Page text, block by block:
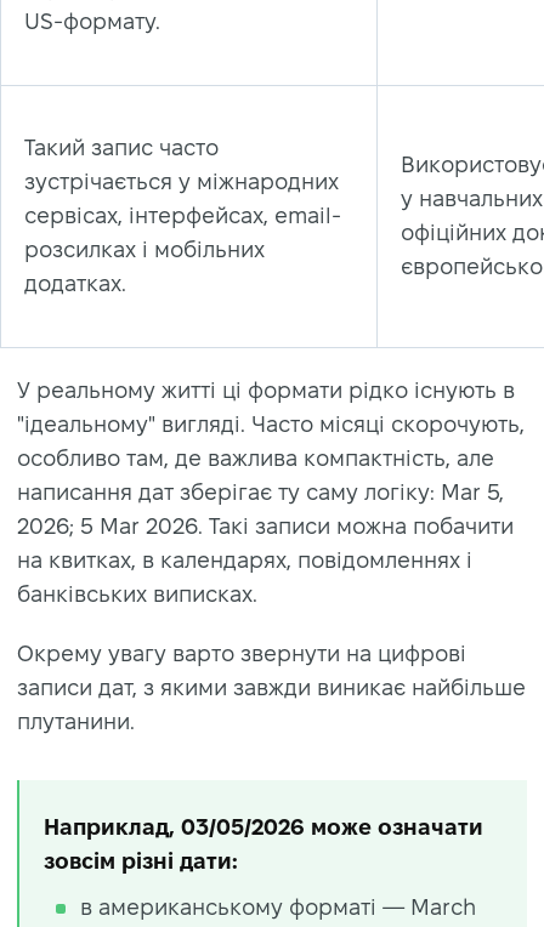
US-формату.
Такий запис часто
зустрічається у міжнародних
сервісах, інтерфейсах, email-
розсилках і мобільних
додатках.
у
офіційних
У реальному житті ці формати рідко існують в
"ідеальному" вигляді. Часто місяці скорочують,
особливо там, де важлива компактність, але
написання дат зберігає ту саму логіку: Mar 5,
2026; 5 Mar 2026. Такі записи можна побачити
на квитках, в календарях, повідомленнях і
банківських виписках.
Окрему увагу варто звернути на цифрові
записи дат, з якими завжди виникає найбільше
плутанини.
Наприклад, 03/05/2026 може означати
зовсім різні дати:
в американському форматі — March